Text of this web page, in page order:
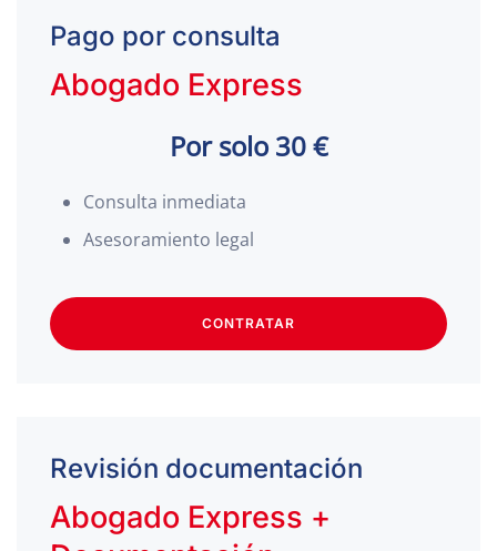
Pago por consulta
Abogado Express
Por solo 30 €
Consulta inmediata
Asesoramiento legal
CONTRATAR
Revisión documentación
Abogado Express +